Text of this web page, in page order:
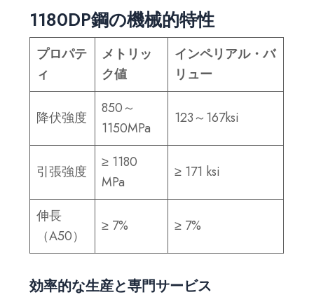
1180DP鋼の機械的特性
プロパテ
ィ
メトリッ
ク値
インペリアル・バ
リュー
降伏強度
850～
1150MPa
123～167ksi
引張強度
≥ 1180
MPa
≥ 171 ksi
伸長
（A50）
≥ 7% ≥ 7%
効率的な生産と専門サービス